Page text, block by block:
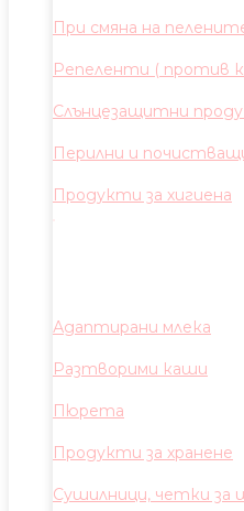
При смяна на
Репеленти ( против
Слънцезащитни
Перилни и
Продукти за хигиена
Адаптирани млека
Разтворими каши
Пюрета
Продукти за хранене
Сушилници, четки